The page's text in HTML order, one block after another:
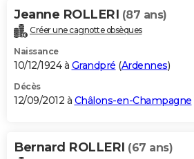
Jeanne ROLLERI (87 ans)
Créer une cagnotte obsèques
Naissance
10/12/1924 à Grandpré (Ardennes)
Décès
12/09/2012 à Châlons-en-Champagne
Bernard ROLLERI (67 ans)